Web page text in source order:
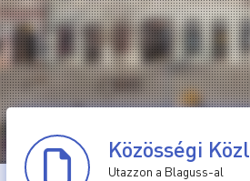
Közösségi
Utazzon a Blaguss-al